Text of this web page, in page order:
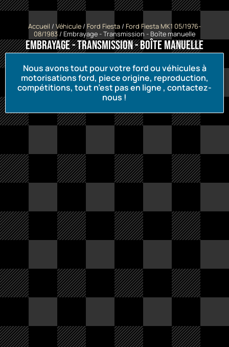
Accueil / Véhicule / Ford Fiesta / Ford Fiesta MK1 05/1976-
08/1983 / Embrayage - Transmission - Boîte manuelle
Embrayage - Transmission - Boîte manuelle
Nous avons tout pour votre ford ou véhicules à
motorisations ford, piece origine, reproduction,
compétitions, tout n’est pas en ligne , contactez-
nous !